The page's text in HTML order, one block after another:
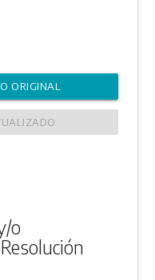
ORIGINAL
o